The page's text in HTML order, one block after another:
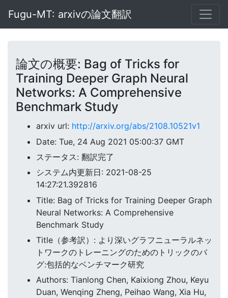
Fugu-MT: arxivの論文翻訳
論文の概要: Bag of Tricks for
Training Deeper Graph Neural
Networks: A Comprehensive
Benchmark Study
arxiv url: http://arxiv.org/abs/2108.10521v1
Date: Tue, 24 Aug 2021 05:00:37 GMT
ステータス: 翻訳完了
システム内更新日: 2021-08-25
14:27:21.392816
Title: Bag of Tricks for Training Deeper Graph
Neural Networks: A Comprehensive
Benchmark Study
Title（参考訳）: より深いグラフニューラルネッ
トワークのトレーニングのためのトリックのバ
グ:包括的なベンチマーク研究
Authors: Tianlong Chen, Kaixiong Zhou, Keyu
Duan, Wenqing Zheng, Peihao Wang, Xia Hu,